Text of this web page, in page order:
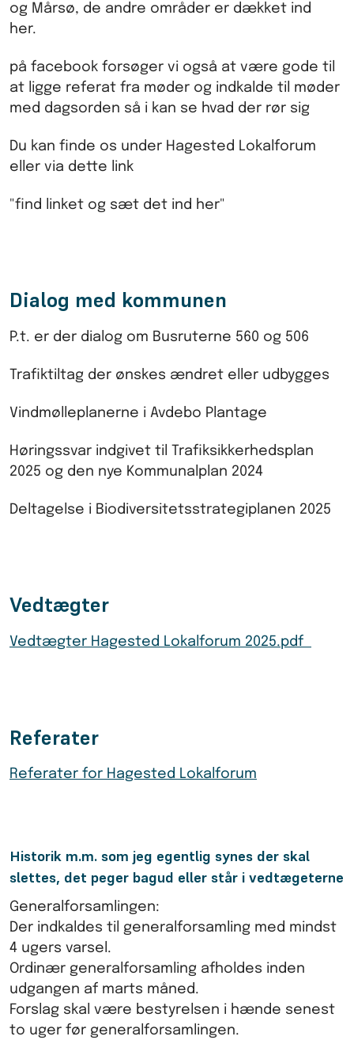
og Mårsø, de andre områder er dækket ind
her.
på facebook forsøger vi også at være gode til
at ligge referat fra møder og indkalde til møder
med dagsorden så i kan se hvad der rør sig
Du kan finde os under Hagested Lokalforum
eller via dette link
"find linket og sæt det ind her"
Dialog med kommunen
P.t. er der dialog om Busruterne 560 og 506
Trafiktiltag der ønskes ændret eller udbygges
Vindmølleplanerne i Avdebo Plantage
Høringssvar indgivet til Trafiksikkerhedsplan
2025 og den nye Kommunalplan 2024
Deltagelse i Biodiversitetsstrategiplanen 2025
Vedtægter
Vedtægter Hagested Lokalforum 2025.pdf
Referater
Referater for Hagested Lokalforum
Historik m.m. som jeg egentlig synes der skal
slettes, det peger bagud eller står i vedtægeterne
Generalforsamlingen:
Der indkaldes til generalforsamling med mindst
4 ugers varsel.
Ordinær generalforsamling afholdes inden
udgangen af marts måned.
Forslag skal være bestyrelsen i hænde senest
to uger før generalforsamlingen.